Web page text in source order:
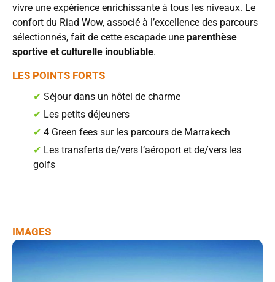
vivre une expérience enrichissante à tous les niveaux. Le
confort du Riad Wow, associé à l’excellence des parcours
sélectionnés, fait de cette escapade une parenthèse
sportive et culturelle inoubliable.
LES POINTS FORTS
✔Séjour dans un hôtel de charme
✔ Les petits déjeuners
✔4 Green fees sur les parcours de Marrakech
✔ Les transferts de/vers l’aéroport et de/vers les
golfs